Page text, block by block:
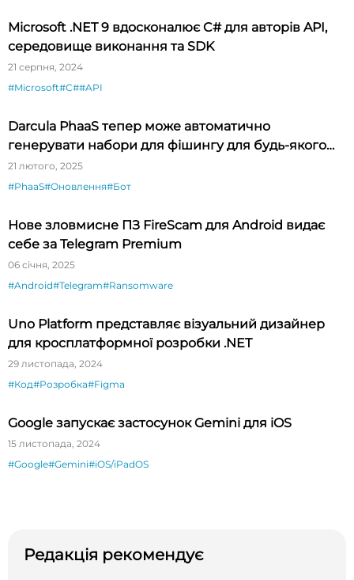
Microsoft .NET 9 вдосконалює C# для авторів API,
середовище виконання та SDK
21 серпня, 2024
#Microsoft#C##API
Darcula PhaaS тепер може автоматично
генерувати набори для фішингу для будь-якого
бренду
21 лютого, 2025
#PhaaS#Оновлення#Бот
Нове зловмисне ПЗ FireScam для Android видає
себе за Telegram Premium
06 січня, 2025
#Android#Telegram#Ransomware
Uno Platform представляє візуальний дизайнер
для кросплатформної розробки .NET
29 листопада, 2024
#Код#Розробка#Figma
Google запускає застосунок Gemini для iOS
15 листопада, 2024
#Google#Gemini#iOS/iPadOS
Редакція рекомендує